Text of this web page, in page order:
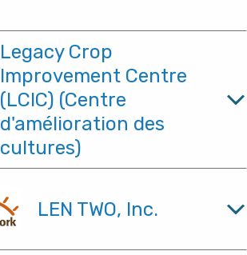
Legacy Crop
Improvement Centre
(LCIC) (Centre
d'amélioration des
cultures)
LEN TWO, Inc.